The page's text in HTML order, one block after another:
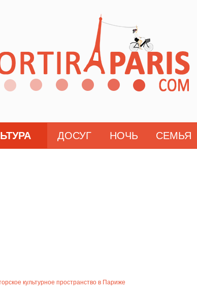
ДОСУГ НОЧЬ СЕМЬЯ
культурное пространство в Париже